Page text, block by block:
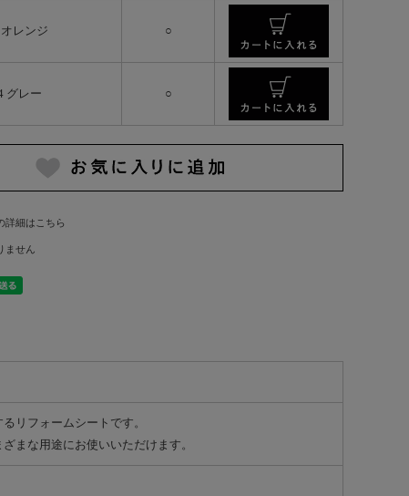
オレンジ ○
グレー ○
詳細はこちら
ません
リフォームシートです。
まな用途にお使いいただけます。